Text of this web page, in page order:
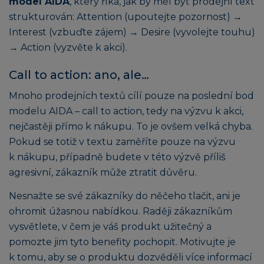
strukturován: Attention (upoutejte pozornost) →
Interest (vzbuďte zájem) → Desire (vyvolejte touhu)
→ Action (vyzvěte k akci).
Call to action: ano, ale…
Mnoho prodejních textů cílí pouze na poslední bod
modelu AIDA – call to action, tedy na výzvu k akci,
nejčastěji přímo k nákupu. To je ovšem velká chyba.
Pokud se totiž v textu zaměříte pouze na výzvu
k nákupu, případně budete v této výzvě příliš
agresivní, zákazník může ztratit důvěru.
Nesnažte se své zákazníky do něčeho tlačit, ani je
ohromit úžasnou nabídkou. Raději zákazníkům
vysvětlete, v čem je váš produkt užitečný a
pomozte jim tyto benefity pochopit. Motivujte je
k tomu, aby se o produktu dozvěděli více informací